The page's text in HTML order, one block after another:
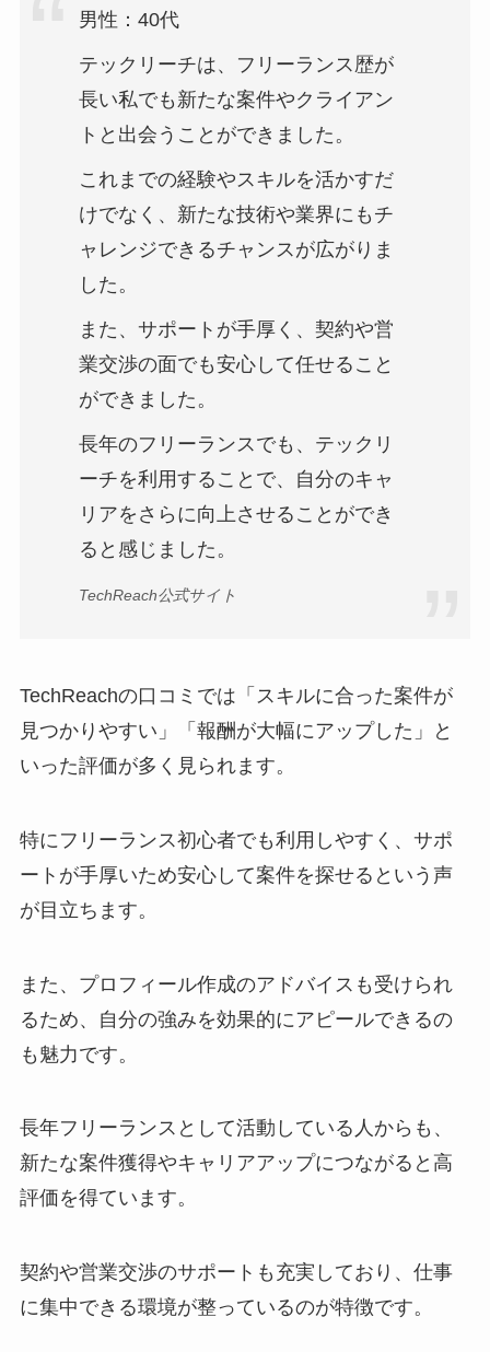
男性：40代
テックリーチは、フリーランス歴が
長い私でも新たな案件やクライアン
トと出会うことができました。
これまでの経験やスキルを活かすだ
けでなく、新たな技術や業界にもチ
ャレンジできるチャンスが広がりま
した。
また、サポートが手厚く、契約や営
業交渉の面でも安心して任せること
ができました。
長年のフリーランスでも、テックリ
ーチを利用することで、自分のキャ
リアをさらに向上させることができ
ると感じました。
TechReach公式サイト
TechReachの口コミでは「スキルに合った案件が
見つかりやすい」「報酬が大幅にアップした」と
いった評価が多く見られます。
特にフリーランス初心者でも利用しやすく、サポ
ートが手厚いため安心して案件を探せるという声
が目立ちます。
また、プロフィール作成のアドバイスも受けられ
るため、自分の強みを効果的にアピールできるの
も魅力です。
長年フリーランスとして活動している人からも、
新たな案件獲得やキャリアアップにつながると高
評価を得ています。
契約や営業交渉のサポートも充実しており、仕事
に集中できる環境が整っているのが特徴です。